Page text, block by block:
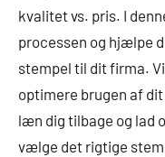
kvalitet vs. pris. I
processen og hjælpe
stempel til dit firma.
optimere brugen af
læn dig tilbage og lad
vælge det rigtige